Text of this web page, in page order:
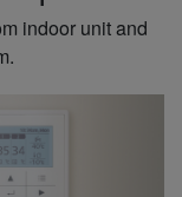
indoor unit and